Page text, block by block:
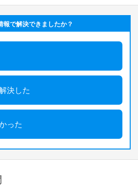
報で解決できましたか？
決した
った